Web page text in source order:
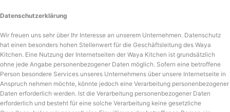
Datenschutzerklärung
Wir freuen uns sehr über Ihr Interesse an unserem Unternehmen. Datenschutz
hat einen besonders hohen Stellenwert für die Geschäftsleitung des Waya
Kitchen. Eine Nutzung der Internetseiten der Waya Kitchen ist grundsätzlich
ohne jede Angabe personenbezogener Daten möglich. Sofern eine betroffene
Person besondere Services unseres Unternehmens über unsere Internetseite in
Anspruch nehmen möchte, könnte jedoch eine Verarbeitung personenbezogener
Daten erforderlich werden. Ist die Verarbeitung personenbezogener Daten
erforderlich und besteht für eine solche Verarbeitung keine gesetzliche